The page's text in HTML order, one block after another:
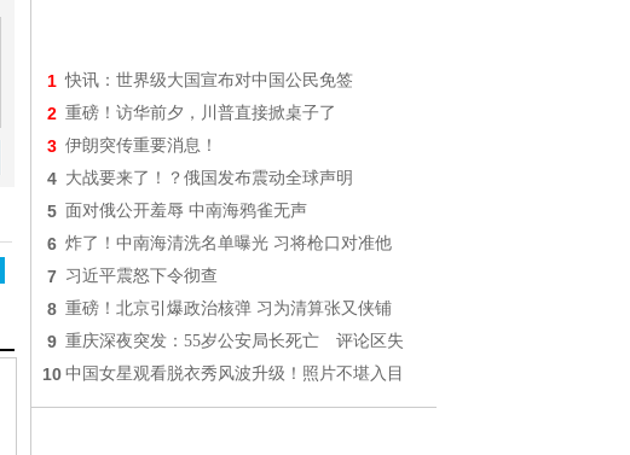
1 快讯：世界级大国宣布对中国公民免签
2 重磅！访华前夕，川普直接掀桌子了
3 伊朗突传重要消息！
4 大战要来了！？俄国发布震动全球声明
5 面对俄公开羞辱 中南海鸦雀无声
6 炸了！中南海清洗名单曝光 习将枪口对准他
7 习近平震怒下令彻查
8 重磅！北京引爆政治核弹 习为清算张又侠铺
9 重庆深夜突发：55岁公安局长死亡 评论区失
10 中国女星观看脱衣秀风波升级！照片不堪入目